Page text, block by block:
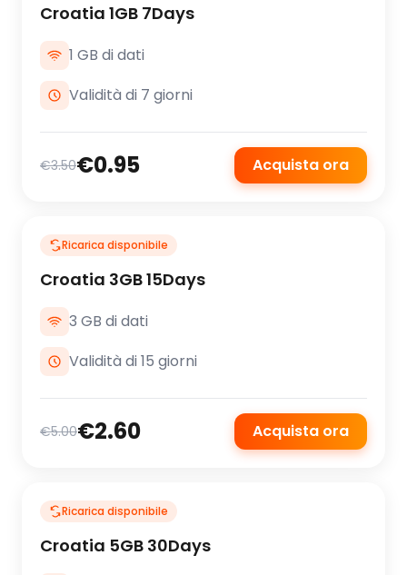
Croatia 1GB 7Days
1 GB di dati
Validità di 7 giorni
€3.50€0.95 Acquista ora
Ricarica disponibile
Croatia 3GB 15Days
3 GB di dati
Validità di 15 giorni
€5.00€2.60 Acquista ora
Ricarica disponibile
Croatia 5GB 30Days